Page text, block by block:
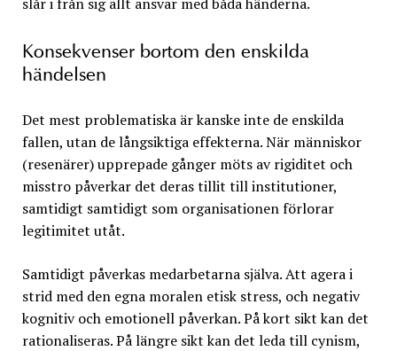
Konsekvenser bortom den enskilda
händelsen
Det mest problematiska är kanske inte de enskilda
fallen, utan de långsiktiga effekterna. När människor
(resenärer) upprepade gånger möts av rigiditet och
misstro påverkar det deras tillit till institutioner,
samtidigt samtidigt som organisationen förlorar
legitimitet utåt.
Samtidigt påverkas medarbetarna själva. Att agera i
strid med den egna moralen etisk stress, och negativ
kognitiv och emotionell påverkan. På kort sikt kan det
rationaliseras. På längre sikt kan det leda till cynism,